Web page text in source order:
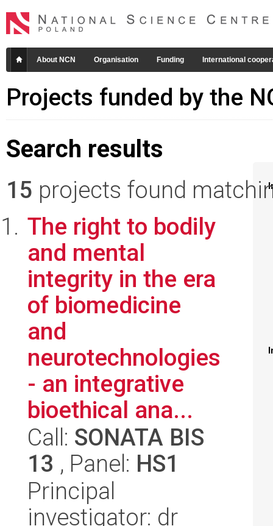
About NCN Organisation Funding International
Projects funded by the
Search results
15 projects found
The right to bodily
and mental
integrity in the era
of biomedicine
and
neurotechnologies
- an integrative
bioethical ana...
Call: SONATA BIS
13 , Panel: HS1
Principal
investigator: dr